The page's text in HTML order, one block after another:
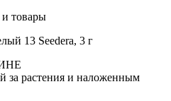
и товары
за растения и наложенным